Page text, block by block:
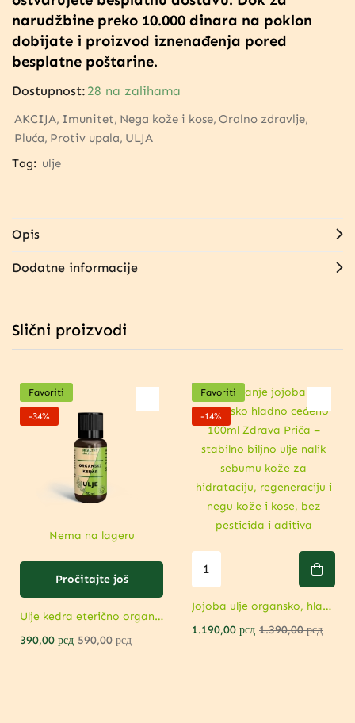
narudžbine preko 10.000 dinara na poklon
dobijate i proizvod iznenađenja pored
besplatne poštarine.
Dostupnost: 28 na zalihama
AKCIJA Imunitet Nega kože i kose Oralno zdravlje
Pluća Protiv upala ULJA
Tag: ulje
Opis
Dodatne informacije
Slični proizvodi
Nema na lageru
-34%
Favoriti
Pročitajte još
Ulje kedra eterično organsko – Aromaterapija za opuštanje
390,00 рсд 590,00рсд
-14%
Favoriti
Jojoba ulje organsko, hladno ceđeno – Prirodni „skin & hair eliksir”
1.190,00 рсд 1.390,00рсд